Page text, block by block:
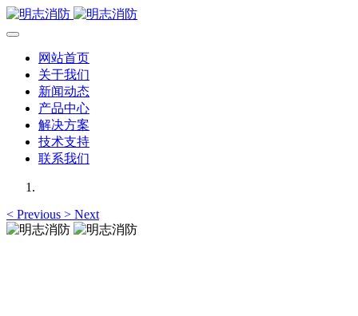
网站首页
关于我们
新闻动态
产品中心
解决方案
技术支持
联系我们
< Previous > Next